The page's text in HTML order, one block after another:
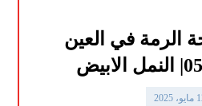
الرمة في العين
2025